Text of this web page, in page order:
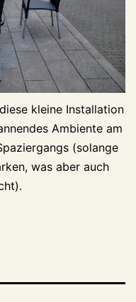
kleine Installation
Ambiente am
(solange
was aber auch